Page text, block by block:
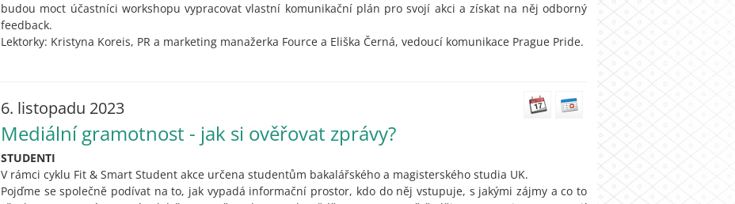
budou moct účastníci workshopu vypracovat vlastní komunikační plán pro svojí akci a získat na něj odborný
feedback.
Lektorky: Kristyna Koreis, PR a marketing manažerka Fource a Eliška Černá, vedoucí komunikace Prague Pride.
6. listopadu 2023
Mediální gramotnost - jak si ověřovat zprávy?
STUDENTI
V rámci cyklu Fit & Smart Student akce určena studentům bakalářského a magisterského studia UK.
Pojďme se společně podívat na to, jak vypadá informační prostor, kdo do něj vstupuje, s jakými zájmy a co to